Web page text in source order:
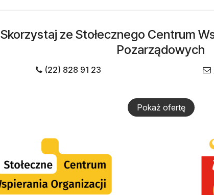
Skorzystaj ze Stołecznego Centrum
Pozarządowych
(22) 828 91 23
Pokaż ofertę